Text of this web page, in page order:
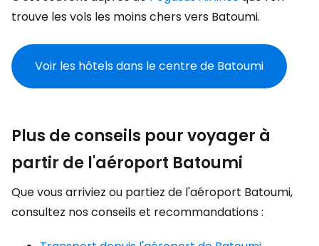
trouve les vols les moins chers vers Batoumi.
Voir les hôtels dans le centre de Batoumi
Plus de conseils pour voyager à
partir de l'aéroport Batoumi
Que vous arriviez ou partiez de l'aéroport Batoumi,
consultez nos conseils et recommandations :